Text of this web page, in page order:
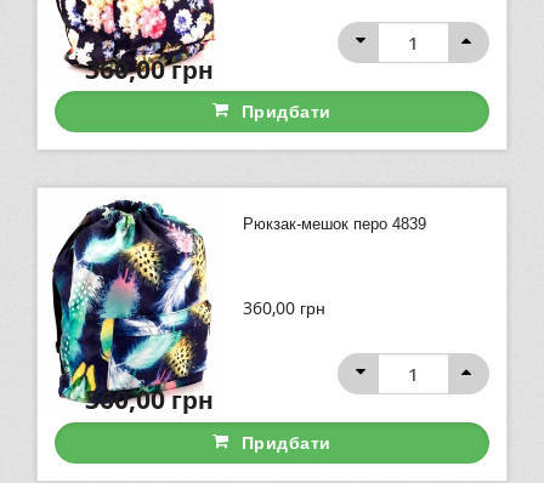
360,00грн
Придбати
Рюкзак-мешок перо 4839
360,00 грн
360,00грн
Придбати